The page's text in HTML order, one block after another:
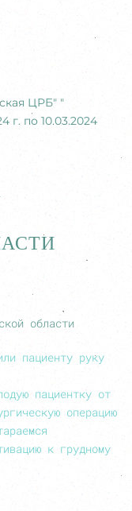
ЦРБ" "
г. по 10.03.2024
области
пациенту руку
пациентку от
операцию
к грудному